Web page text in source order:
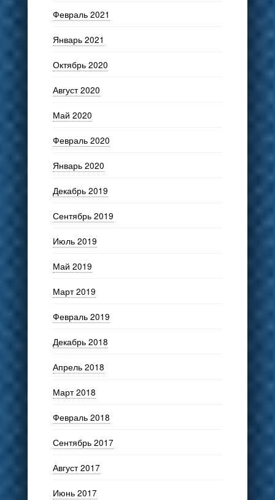
Февраль 2021
Январь 2021
Октябрь 2020
Август 2020
Май 2020
Февраль 2020
Январь 2020
Декабрь 2019
Сентябрь 2019
Июль 2019
Май 2019
Март 2019
Февраль 2019
Декабрь 2018
Апрель 2018
Март 2018
Февраль 2018
Сентябрь 2017
Август 2017
Июнь 2017